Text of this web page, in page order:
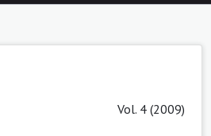
Vol. 4 (2009)